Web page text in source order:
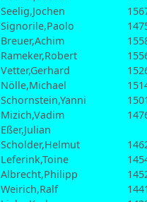
Seelig,Jochen
Signorile,Paolo
Breuer,Achim
Rameker,Robert
Vetter,Gerhard
Nölle,Michael
Schornstein,Yanni 1501
Mizich,Vadim
Eßer,Julian
Scholder,Helmut
Leferink,Toine
Albrecht,Philipp
Weirich,Ralf 1441